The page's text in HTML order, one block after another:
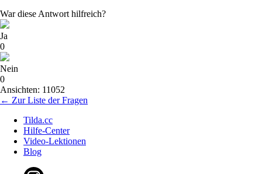
War diese Antwort hilfreich?
Ja
0
Nein
0
Ansichten: 11052
← Zur Liste der Fragen
Tilda.cc
Hilfe-Center
Video-Lektionen
Blog